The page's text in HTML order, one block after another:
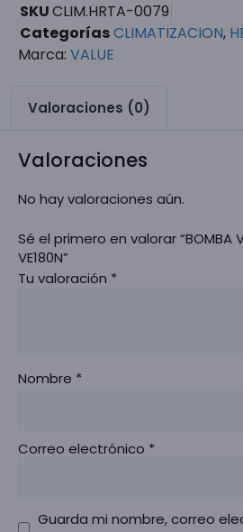
SKUCLIM.HRTA-0079
CategoríasCLIMATIZACION,
Marca: VALUE
Valoraciones (0)
Valoraciones
No hay valoraciones aún.
Sé el primero en valorar “BOMBA
VE180N”
Tu valoración *
Nombre *
Correo electrónico *
Guarda mi nombre, correo